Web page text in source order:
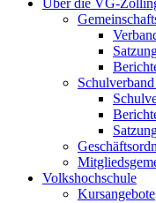
Über die VG-
Volkshochschule
Kursangebote